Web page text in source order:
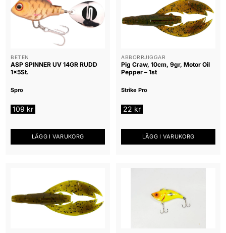
BETEN
ASP SPINNER UV 14GR RUDD
1x5St.
Spro
109 kr
LÄGG I VARUKORG
ABBORRJIGGAR
Pig Craw, 10cm, 9gr, Motor Oil
Pepper – 1st
Strike Pro
22 kr
LÄGG I VARUKORG